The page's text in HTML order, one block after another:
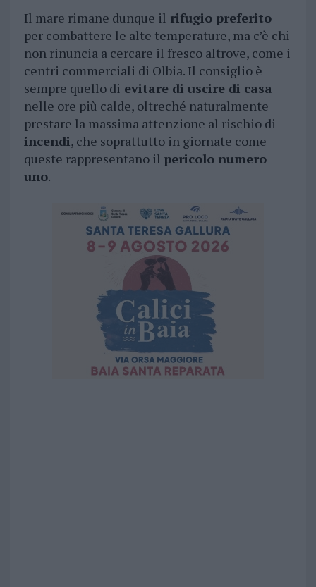
Il mare rimane dunque il rifugio preferito
per combattere le alte temperature, ma c’è chi
non rinuncia a cercare il fresco altrove, come i
centri commerciali di Olbia. Il consiglio è
sempre quello di evitare di uscire di casa
nelle ore più calde, oltreché naturalmente
prestare la massima attenzione al rischio di
incendi, che soprattutto in giornate come
queste rappresentano il pericolo numero
uno.